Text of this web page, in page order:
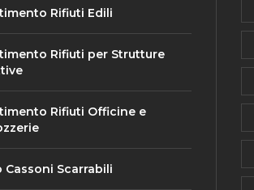
Rifiuti Edili
Rifiuti per Strutture
Rifiuti Officine e
Cassoni Scarrabili